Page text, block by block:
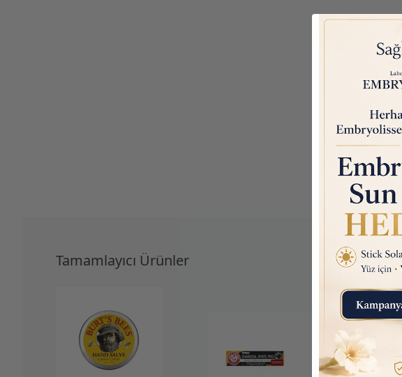
Tamamlayıcı Ürünler